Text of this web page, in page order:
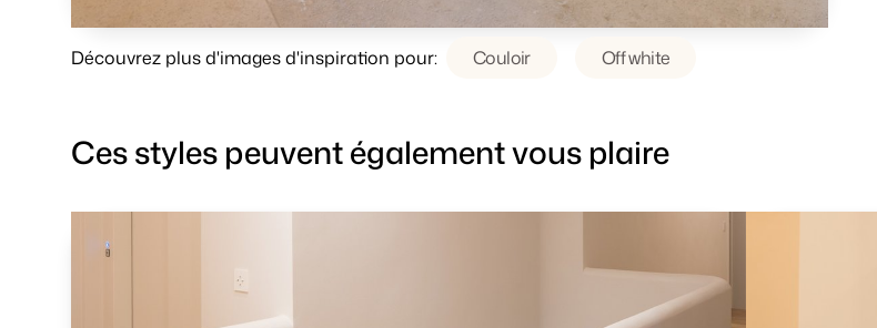
Découvrez plus d'images d'inspiration pour: Couloir Off white
Ces styles peuvent également vous plaire